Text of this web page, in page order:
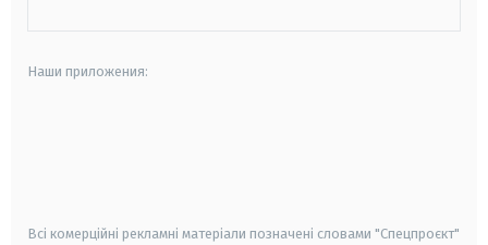
Наши приложения:
Всі комерційні рекламні матеріали позначені словами "Спецпроєкт"